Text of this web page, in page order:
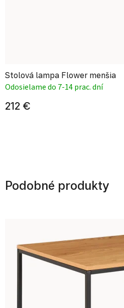
Stolová lampa Flower menšia
Odosielame do 7-14 prac. dní
212 €
Podobné produkty